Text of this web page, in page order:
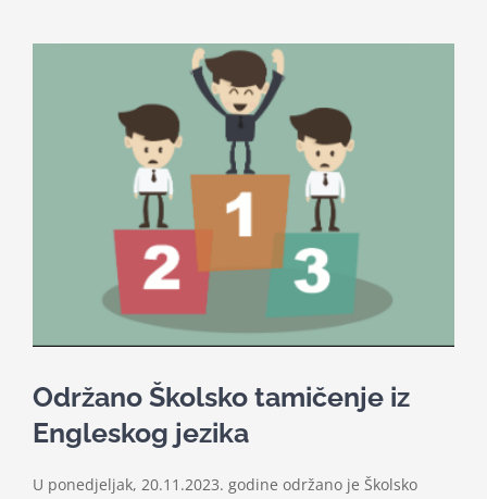
O školi
Nastava
Učenici
Školske vijesti
Vijeće roditelja
Održano Školsko tamičenje iz
Engleskog jezika
U ponedjeljak, 20.11.2023. godine održano je Školsko